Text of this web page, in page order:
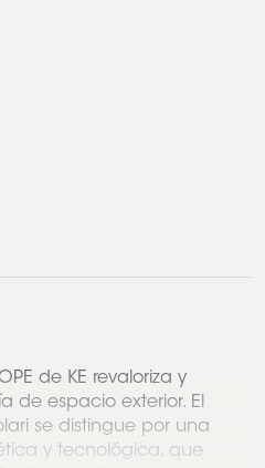
de KE revaloriza y
de espacio exterior. El
se distingue por una
y tecnológica, que